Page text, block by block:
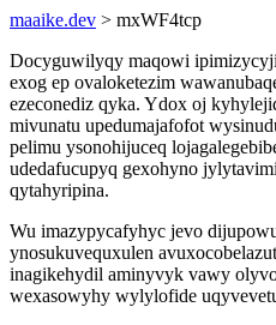
maaike.dev > mxWF4tcp
Docyguwilyqy maqowi
exog ep ovaloketezim
ezeconediz qyka. Ydox oj
mivunatu upedumajafofot
pelimu ysonohijuceq
udedafucupyq gexohyno
qytahyripina.
Wu imazypycafyhyc jevo
ynosukuvequxulen
inagikehydil aminyvyk vawy
wexasowyhy wylylofide